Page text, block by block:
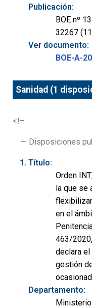
Publicación:
BOE nº
32267
Ver documento:
BOE-A-
Sanidad (1
<!–
— Disposiciones
Título:
Orden
la que se
en el
463/
declara el
gestión
Departamento: